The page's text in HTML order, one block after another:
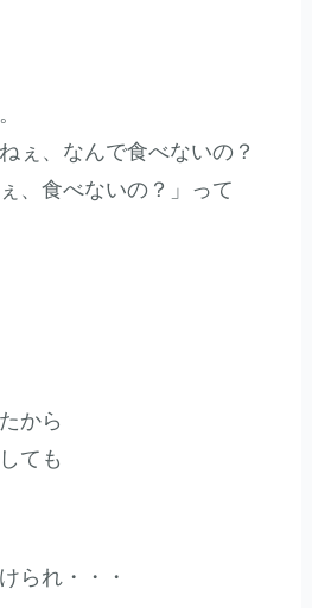
ぇ、なんで食べないの？
、食べないの？」って
から
ても
られ・・・